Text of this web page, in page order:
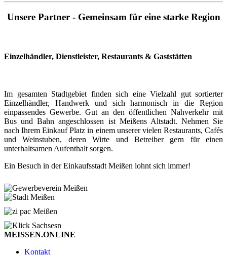
Unsere Partner - Gemeinsam für eine starke Region
Einzelhändler, Dienstleister, Restaurants & Gaststätten
Im gesamten Stadtgebiet finden sich eine Vielzahl gut sortierter
Einzelhändler, Handwerk und sich harmonisch in die Region
einpassendes Gewerbe. Gut an den öffentlichen Nahverkehr mit
Bus und Bahn angeschlossen ist Meißens Altstadt. Nehmen Sie
nach Ihrem Einkauf Platz in einem unserer vielen Restaurants, Cafés
und Weinstuben, deren Wirte und Betreiber gern für einen
unterhaltsamen Aufenthalt sorgen.
Ein Besuch in der Einkaufsstadt Meißen lohnt sich immer!
MEISSEN.ONLINE
Kontakt